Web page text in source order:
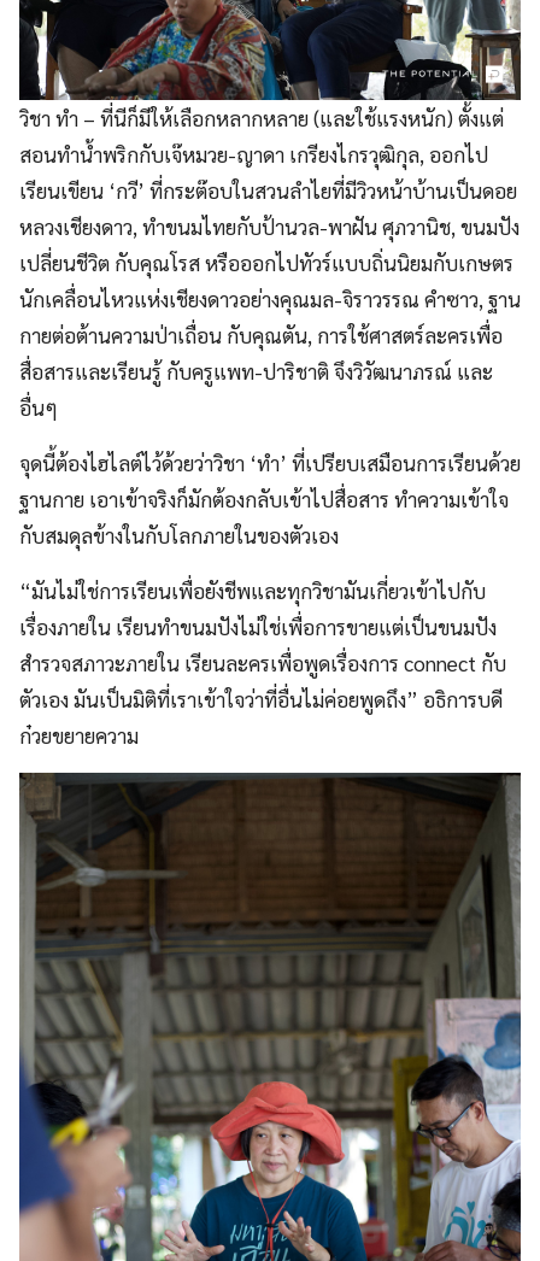
วิชา ทำ – ที่นีก็มีให้เลือกหลากหลาย (และใช้แรงหนัก) ตั้งแต่
สอนทำน้ำพริกกับเจ๊หมวย-ญาดา เกรียงไกรวุฒิกุล, ออกไป
เรียนเขียน ‘กวี’ ที่กระต๊อบในสวนลำไยที่มีวิวหน้าบ้านเป็นดอย
หลวงเชียงดาว, ทำขนมไทยกับป้านวล-พาฝัน ศุภวานิช, ขนมปัง
เปลี่ยนชีวิต กับคุณโรส หรือออกไปทัวร์แบบถิ่นนิยมกับเกษตร
นักเคลื่อนไหวแห่งเชียงดาวอย่างคุณมล-จิราวรรณ คำซาว, ฐาน
กายต่อต้านความป่าเถื่อน กับคุณตัน, การใช้ศาสตร์ละครเพื่อ
สื่อสารและเรียนรู้ กับครูแพท-ปาริชาติ จึงวิวัฒนาภรณ์ และ
อื่นๆ
จุดนี้ต้องไฮไลต์ไว้ด้วยว่าวิชา ‘ทำ’ ที่เปรียบเสมือนการเรียนด้วย
ฐานกาย เอาเข้าจริงก็มักต้องกลับเข้าไปสื่อสาร ทำความเข้าใจ
กับสมดุลข้างในกับโลกภายในของตัวเอง
“มันไม่ใช่การเรียนเพื่อยังชีพและทุกวิชามันเกี่ยวเข้าไปกับ
เรื่องภายใน เรียนทำขนมปังไม่ใช่เพื่อการขายแต่เป็นขนมปัง
สำรวจสภาวะภายใน เรียนละครเพื่อพูดเรื่องการ connect กับ
ตัวเอง มันเป็นมิติที่เราเข้าใจว่าที่อื่นไม่ค่อยพูดถึง” อธิการบดี
ก๋วยขยายความ